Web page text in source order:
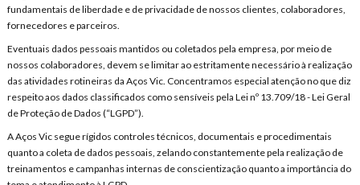
fundamentais de liberdade e de privacidade de nossos clientes, colaboradores,
fornecedores e parceiros.
Eventuais dados pessoais mantidos ou coletados pela empresa, por meio de
nossos colaboradores, devem se limitar ao estritamente necessário à realização
das atividades rotineiras da Aços Vic. Concentramos especial atenção no que diz
respeito aos dados classificados como sensíveis pela Lei nº 13.709/18 - Lei Geral
de Proteção de Dados (“LGPD”).
A Aços Vic segue rígidos controles técnicos, documentais e procedimentais
quanto a coleta de dados pessoais, zelando constantemente pela realização de
treinamentos e campanhas internas de conscientização quanto a importância do